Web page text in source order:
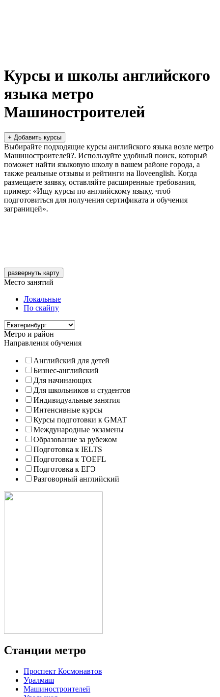
Курсы и школы английского
языка метро
Машиностроителей
+ Добавить курсы
Выбирайте подходящие курсы английского языка возле метро
Машиностроителей?. Используйте удобный поиск, который
поможет найти языковую школу в вашем районе города, а
также реальные отзывы и рейтинги на Iloveenglish. Когда
размещаете заявку, оставляйте расширенные требования,
пример: «Ищу курсы по английскому языку, чтоб
подготовиться для получения сертификата и обучения
заграницей».
развернуть карту
Место занятий
Локальные
По скайпу
Метро и район
Направления обучения
Английский для детей
Бизнес-английский
Для начинающих
Для школьников и студентов
Индивидуальные занятия
Интенсивные курсы
Курсы подготовки к GMAT
Международные экзамены
Образование за рубежом
Подготовка к IELTS
Подготовка к TOEFL
Подготовка к ЕГЭ
Разговорный английский
Станции метро
Проспект Космонавтов
Уралмаш
Машиностроителей